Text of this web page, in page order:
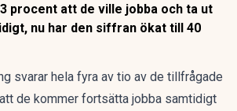
procent att de ville jobba och ta ut
nu har den siffran ökat till 40
svarar hela fyra av tio av de tillfrågade
de kommer fortsätta jobba samtidigt